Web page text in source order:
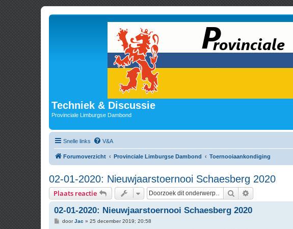
Techniek & Discussie
Provinciale Limburgse Dambond
Snelle links V&A
Forumoverzicht Provinciale Limburgse Dambond Toernooiaankondiging
02-01-2020: Nieuwjaarstoernooi Schaesberg 2020
Plaats reactie Zoek
02-01-2020: Nieuwjaarstoernooi Schaesberg 2020
BdoorJac » 25 december 2019; 20:58